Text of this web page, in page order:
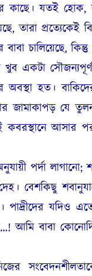
কাছে। যতই
তারা প্রত্যেকেই
চালিয়েছে,
একটা সৌজন্যপূর্ণ
হত।
জামাকাপড় যে
কবরস্থানে আসার
পর্দা লাগানো;
যদিও
আমি বাবা